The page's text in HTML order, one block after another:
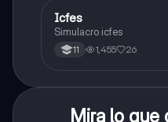
ICFES: Sociales y
Icfes
Simulacro icfes
11 1,455 26
Mira lo que